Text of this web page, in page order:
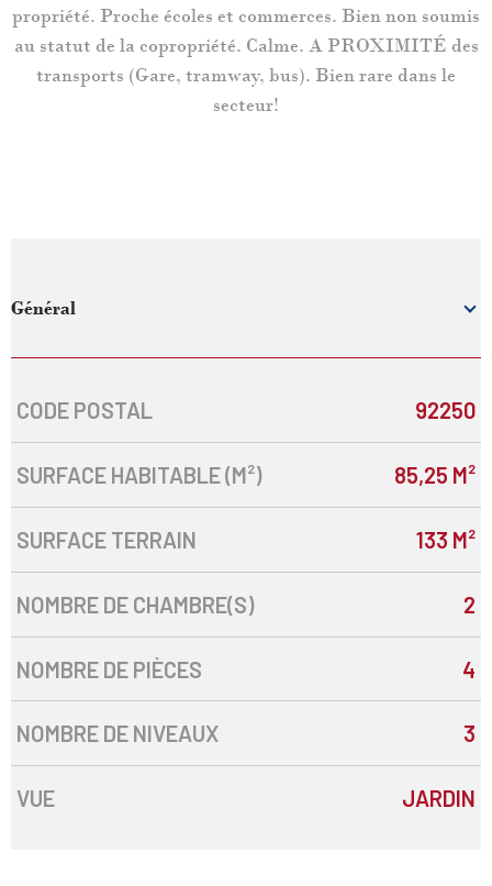
propriété. Proche écoles et commerces. Bien non soumis
au statut de la copropriété. Calme. A PROXIMITÉ des
transports (Gare, tramway, bus). Bien rare dans le
secteur!
Général
Caractérisque Valeurs
CODE POSTAL 92250
SURFACE HABITABLE (M²) 85,25 M²
SURFACE TERRAIN 133 M²
NOMBRE DE CHAMBRE(S) 2
NOMBRE DE PIÈCES 4
NOMBRE DE NIVEAUX 3
VUE JARDIN